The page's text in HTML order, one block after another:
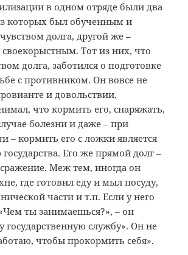
в одном отряде были два
которых был обученным и
долга, другой же –
Тот из них, что
долга, заботился о подготовке
с противником. Он вовсе не
и довольствии,
что кормить его, снаряжать,
болезни и даже – при
– кормить его с ложки является
Его же прямой долг –
Меж тем, иногда он
где готовил еду и мыл посуду,
части и т.п. Если у него
ты занимаешься?», – он
государственную службу». Он не
чтобы прокормить себя».